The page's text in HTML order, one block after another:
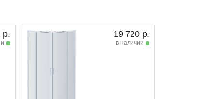
р. 19 720 р.
в наличии